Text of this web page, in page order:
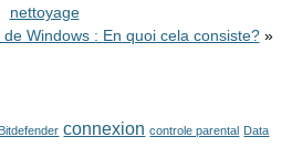
nettoyage
de Windows : En quoi cela consiste?»
Bitdefender connexion controle parental Data